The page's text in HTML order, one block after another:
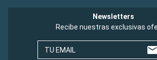
Newsletters
Recibe nuestras exclusivas
TU EMAIL